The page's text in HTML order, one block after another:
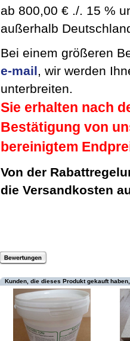
ab 800,00 € ./. 15 %
außerhalb
Bei einem größeren
e-mail, wir werden
unterbreiten.
Sie erhalten nach
Bestätigung von
bereinigtem
Von der
die Versandkosten
Kunden, die dieses Produkt gekauft